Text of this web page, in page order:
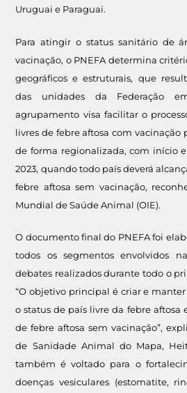
Uruguai e Paraguai.
Para atingir o status sanitário de
vacinação, o PNEFA determina
geográficos e estruturais, que
das unidades da Federação
agrupamento visa facilitar o
livres de febre aftosa com vacinação
de forma regionalizada, com início
2023, quando todo país deverá
febre aftosa sem vacinação,
Mundial de Saúde Animal (OIE).
O documento final do PNEFA foi
todos os segmentos envolvidos
debates realizados durante todo o
“O objetivo principal é criar e
o status de país livre da febre aftosa
de febre aftosa sem vacinação”,
de Sanidade Animal do Mapa,
também é voltado para o
doenças vesiculares (estomatite,